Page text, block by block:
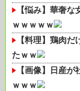
【悩み】華奢
ｗｗｗｗｗ
【料理】鶏肉
たｗｗ
【画像】日産
ｗｗｗ